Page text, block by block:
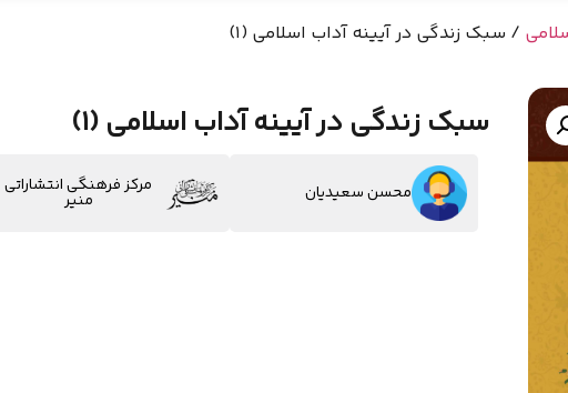
/ سبک زندگی در آیینه آداب اسلامی (1)
سبک زندگی در آیینه آداب اسلامی (1)
محسن سعیدیان مرکز فرهنگی انتشاراتی
منیر